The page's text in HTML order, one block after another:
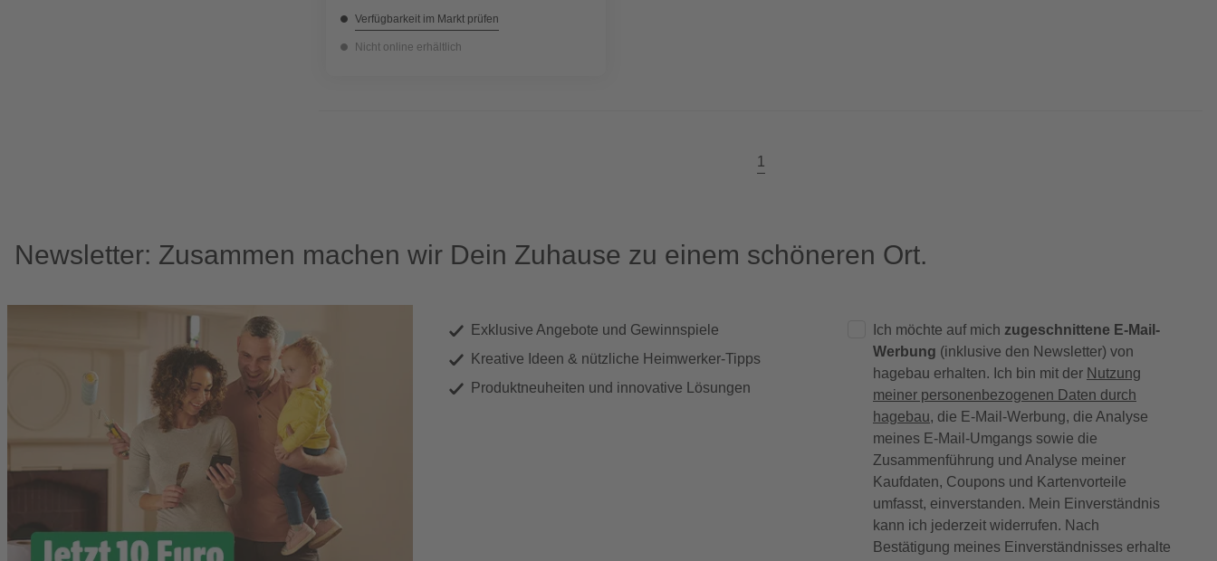
Verfügbarkeit im Markt prüfen
Nicht online erhältlich
1
Newsletter: Zusammen machen wir Dein Zuhause zu einem schöneren Ort.
Exklusive Angebote und Gewinnspiele
Kreative Ideen & nützliche Heimwerker-Tipps
Produktneuheiten und innovative Lösungen
Ich möchte auf mich zugeschnittene E-Mail-
Werbung (inklusive den Newsletter) von
hagebau erhalten. Ich bin mit der Nutzung
meiner personenbezogenen Daten durch
hagebau, die E-Mail-Werbung, die Analyse
meines E-Mail-Umgangs sowie die
Zusammenführung und Analyse meiner
Kaufdaten, Coupons und Kartenvorteile
umfasst, einverstanden. Mein Einverständnis
kann ich jederzeit widerrufen. Nach
Bestätigung meines Einverständnisses erhalte